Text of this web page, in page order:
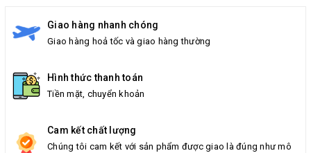
Giao hàng nhanh chóng
Giao hàng hoả tốc và giao hàng thường
Hình thức thanh toán
Tiền mặt, chuyển khoản
Cam kết chất lượng
Chúng tôi cam kết với sản phẩm được giao là đúng như mô